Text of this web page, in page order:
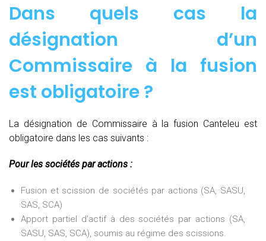
Dans quels cas la
désignation d’un
Commissaire à la fusion
est obligatoire ?
La désignation de Commissaire à la fusion Canteleu est
obligatoire dans les cas suivants :
Pour les sociétés par actions :
Fusion et scission de sociétés par actions (SA, SASU,
SAS, SCA)
Apport partiel d’actif à des sociétés par actions (SA,
SASU, SAS, SCA), soumis au régime des scissions.